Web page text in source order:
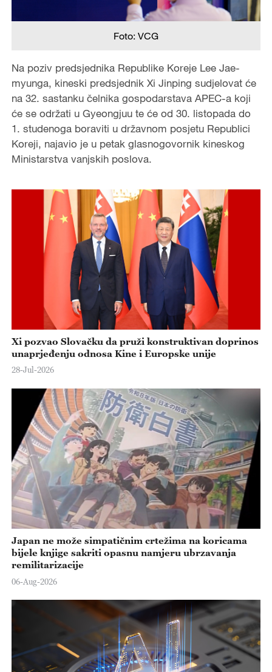
Foto: VCG
Na poziv predsjednika Republike Koreje Lee Jae-
myunga, kineski predsjednik Xi Jinping sudjelovat će
na 32. sastanku čelnika gospodarstava APEC-a koji
će se održati u Gyeongjuu te će od 30. listopada do
1. studenoga boraviti u državnom posjetu Republici
Koreji, najavio je u petak glasnogovornik kineskog
Ministarstva vanjskih poslova.
Xi pozvao Slovačku da pruži konstruktivan doprinos
unaprjeđenju odnosa Kine i Europske unije
28-Jul-2026
Japan ne može simpatičnim crtežima na koricama
bijele knjige sakriti opasnu namjeru ubrzavanja
remilitarizacije
06-Aug-2026